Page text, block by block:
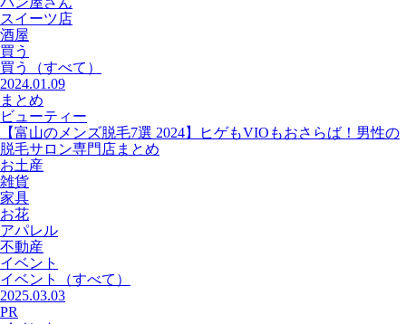
スイーツ店
酒屋
買う
買う
（すべて）
2024.01.09
まとめ
ビューティー
【富山のメンズ脱毛7選 2024】ヒゲもVIOもおさらば！男性の
脱毛サロン専門店まとめ
お土産
雑貨
家具
お花
アパレル
不動産
イベント
イベント
（すべて）
2025.03.03
PR